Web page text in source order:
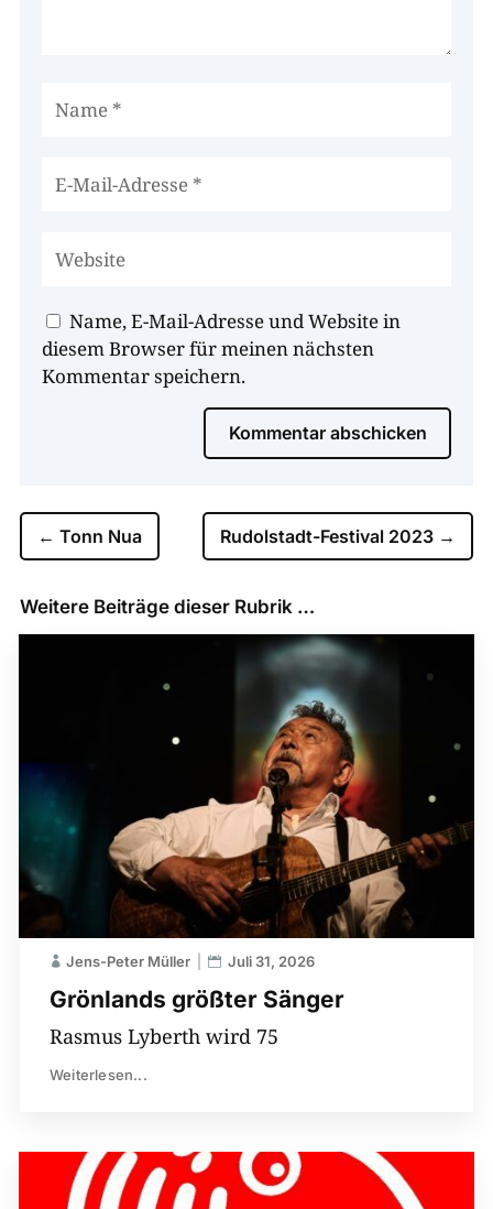
Name, E-Mail-Adresse und Website in
diesem Browser für meinen nächsten
Kommentar speichern.
Kommentar abschicken
← Tonn Nua Rudolstadt-Festival 2023 →
Weitere Beiträge dieser Rubrik …
Grönlands größter Sänger
Jens-Peter Müller Juli 31, 2026
Rasmus Lyberth wird 75
Weiterlesen...